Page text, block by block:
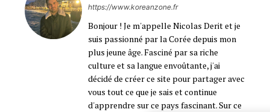
https://www.koreanzone.fr
Bonjour ! Je m'appelle Nicolas Derit et je
suis passionné par la Corée depuis mon
plus jeune âge. Fasciné par sa riche
culture et sa langue envoûtante, j'ai
décidé de créer ce site pour partager avec
vous tout ce que je sais et continue
d'apprendre sur ce pays fascinant. Sur ce